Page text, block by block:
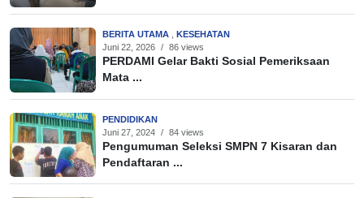
BERITA UTAMA
KESEHATAN
Juni 22, 2026 / 86 views
PERDAMI Gelar Bakti Sosial Pemeriksaan
Mata ...
PENDIDIKAN
Juni 27, 2024 / 84 views
Pengumuman Seleksi SMPN 7 Kisaran dan
Pendaftaran ...